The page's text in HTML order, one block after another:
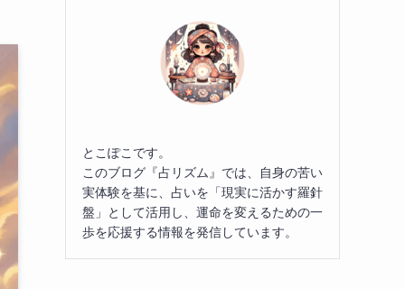
とこぽこです。
このブログ『占リズム』では、自身の苦い
実体験を基に、占いを「現実に活かす羅針
盤」として活用し、運命を変えるための一
歩を応援する情報を発信しています。